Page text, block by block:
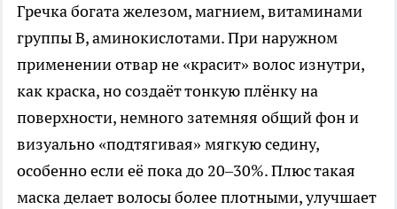
Гречка богата железом, магнием, витаминами
группы B, аминокислотами. При наружном
применении отвар не «красит» волос изнутри,
как краска, но создаёт тонкую плёнку на
поверхности, немного затемняя общий фон и
визуально «подтягивая» мягкую седину,
особенно если её пока до 20–30%. Плюс такая
маска делает волосы более плотными, улучшает